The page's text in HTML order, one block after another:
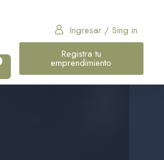
Ingresar / Sing in
Registra tu
emprendimiento